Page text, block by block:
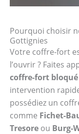
Pourquoi choisir
Gottignies
Votre coffre-fort
l’ouvrir ? Faites
coffre-fort
intervention
possédiez un
comme Fichet-
Tresore ou Burg-